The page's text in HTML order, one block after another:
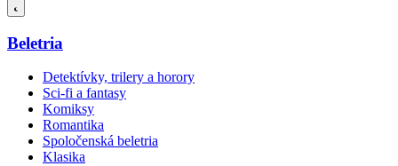
Beletria
Detektívky, trilery a horory
Sci-fi a fantasy
Komiksy
Romantika
Spoločenská beletria
Klasika